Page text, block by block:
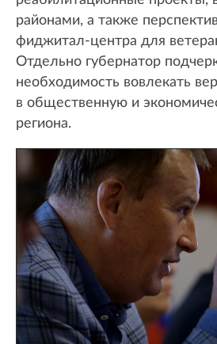
районами, а также
фиджитал-центра для
Отдельно губернатор
необходимость вовлекать
в общественную и
региона.